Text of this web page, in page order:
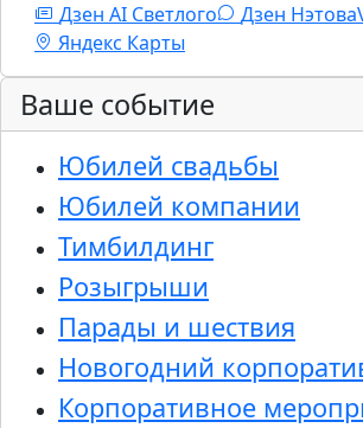
Дзен AI Светлого Дзен Нэтова
Яндекс Карты
Ваше событие
Юбилей свадьбы
Юбилей компании
Тимбилдинг
Розыгрыши
Парады и шествия
Новогодний
Корпоративное